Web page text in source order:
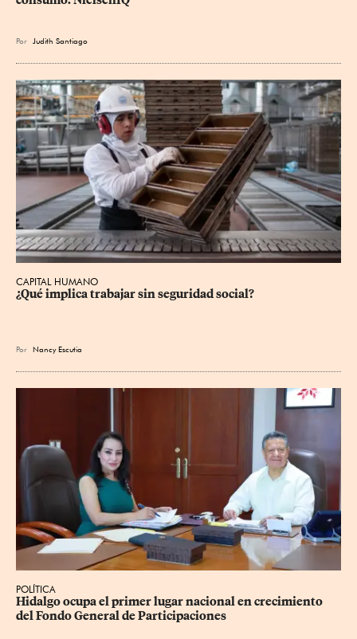
Por Judith Santiago
CAPITAL HUMANO
¿Qué implica trabajar sin seguridad social?
Por Nancy Escutia
POLÍTICA
Hidalgo ocupa el primer lugar nacional en crecimiento
del Fondo General de Participaciones